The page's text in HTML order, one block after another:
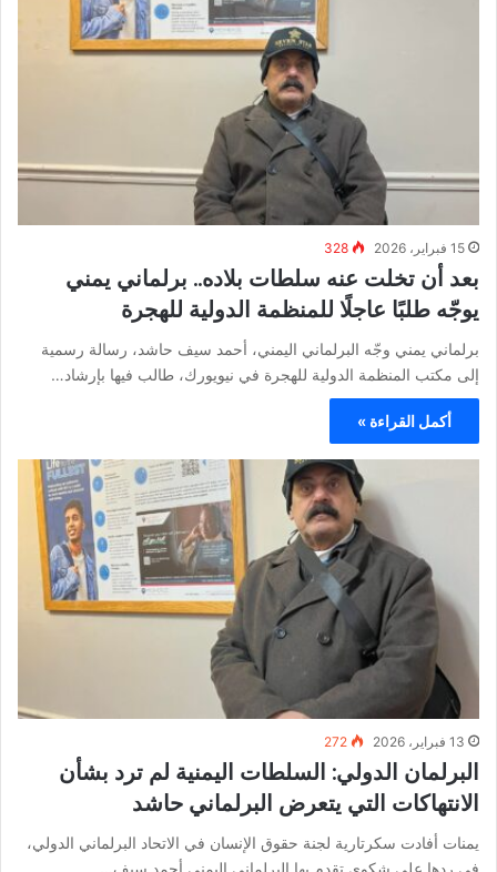
15 فبراير، 2026 328
بعد أن تخلت عنه سلطات بلاده.. برلماني يمني
يوجّه طلبًا عاجلًا للمنظمة الدولية للهجرة
برلماني يمني وجّه البرلماني اليمني، أحمد سيف حاشد، رسالة رسمية
إلى مكتب المنظمة الدولية للهجرة في نيويورك، طالب فيها بإرشاد…
أكمل القراءة »
13 فبراير، 2026 272
البرلمان الدولي: السلطات اليمنية لم ترد بشأن
الانتهاكات التي يتعرض البرلماني حاشد
يمنات أفادت سكرتارية لجنة حقوق الإنسان في الاتحاد البرلماني الدولي،